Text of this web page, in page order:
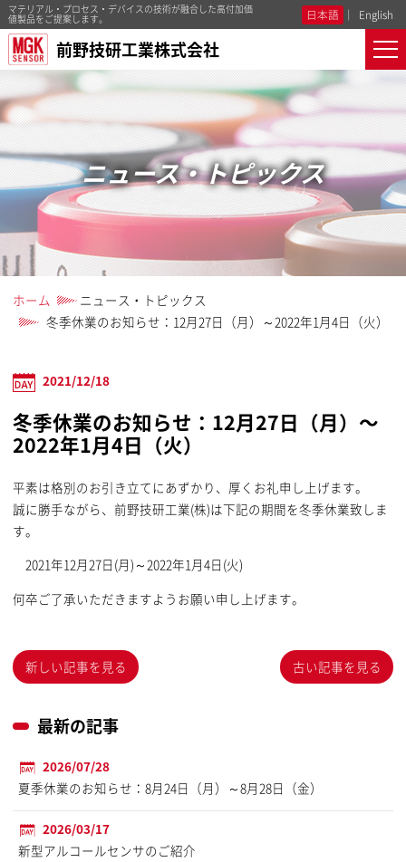
マテリアル・プロセス・デバイスの技術が融合した高付加価
値製品をご提案します。 日本語 English
前野技研工業株式会社
ニュース・トピックス
ホーム
ニュース・トピックス
冬季休業のお知らせ：12月27日（月）～2022年1月4日（火）
2021/12/18
冬季休業のお知らせ：12月27日（月）～
2022年1月4日（火）
平素は格別のお引き立てにあずかり、厚くお礼申し上げます。
誠に勝手ながら、前野技研工業(株)は下記の期間を冬季休業致しま
す。
2021年12月27日(月)～2022年1月4日(火)
何卒ご了承いただきますようお願い申し上げます。
新しい記事を見る 古い記事を見る
最新の記事
2026/07/28
夏季休業のお知らせ：8月24日（月）～8月28日（金）
2026/03/17
新型アルコールセンサのご紹介